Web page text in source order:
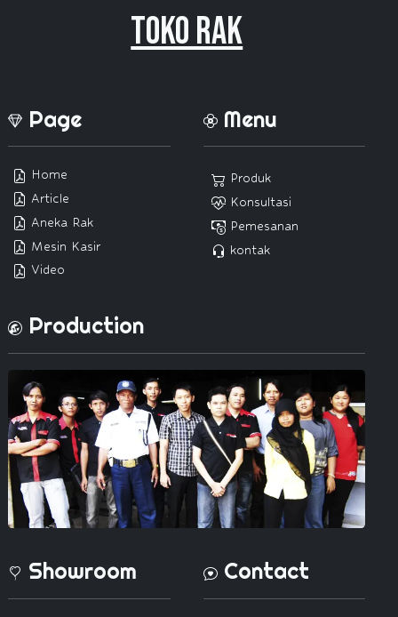
Toko Rak
Page
Home
Article
Aneka Rak
Mesin Kasir
Video
Menu
Produk
Konsultasi
Pemesanan
kontak
Production
Showroom Contact